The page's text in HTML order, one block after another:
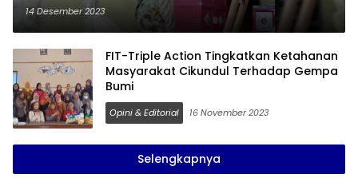
14 Desember 2023
FIT-Triple Action Tingkatkan Ketahanan
Masyarakat Cikundul Terhadap Gempa
Bumi
Opini & Editorial 16 November 2023
Selengkapnya